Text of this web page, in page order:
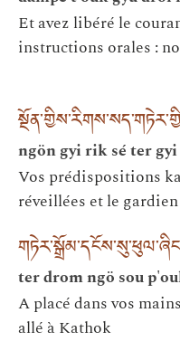
Et avez libéré le
instructions orales :
ngön gyi rik sé ter
Vos prédispositions
réveillées et le
ter drom ngö sou
A placé dans vos
allé à Kathok